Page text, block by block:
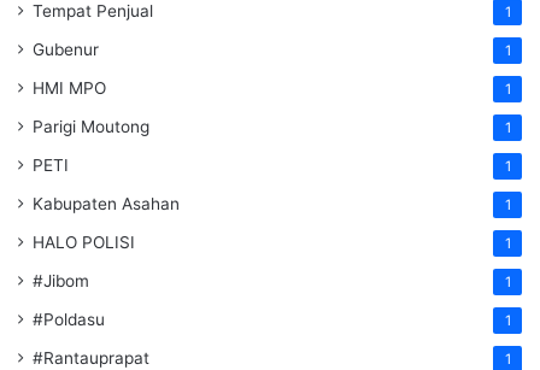
Tempat Penjual 1
Gubenur 1
HMI MPO 1
Parigi Moutong 1
PETI 1
Kabupaten Asahan 1
HALO POLISI 1
#Jibom 1
#Poldasu 1
#Rantauprapat 1